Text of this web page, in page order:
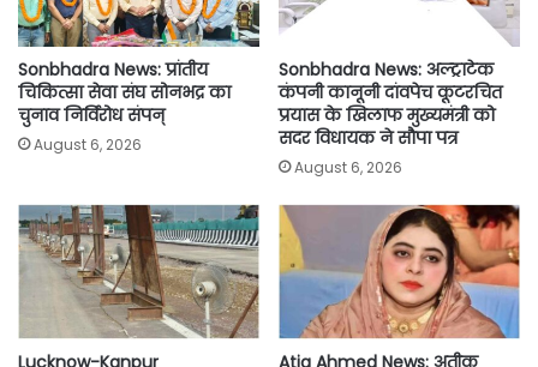
Sonbhadra News: प्रांतीय
चिकित्सा सेवा संघ सोनभद्र का
चुनाव निर्विरोध संपन्
August 6, 2026
Sonbhadra News: अल्ट्राटेक
कंपनी कानूनी दांवपेच कूटरचित
प्रयास के खिलाफ मुख्यमंत्री को
सदर विधायक ने सौपा पत्र
August 6, 2026